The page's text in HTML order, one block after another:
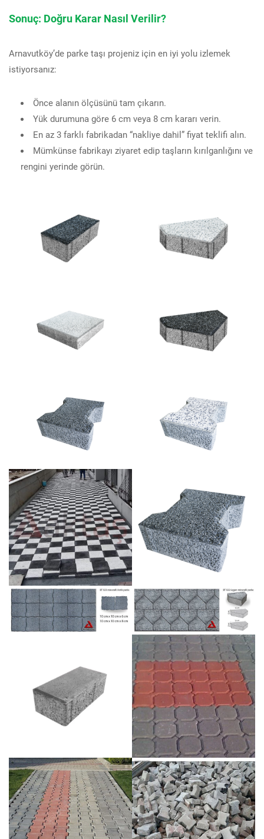
Sonuç: Doğru Karar Nasıl Verilir?
Arnavutköy’de parke taşı projeniz için en iyi yolu izlemek
istiyorsanız:
Önce alanın ölçüsünü tam çıkarın.
Yük durumuna göre 6 cm veya 8 cm kararı verin.
En az 3 farklı fabrikadan “nakliye dahil” fiyat teklifi alın.
Mümkünse fabrikayı ziyaret edip taşların kırılganlığını ve
rengini yerinde görün.